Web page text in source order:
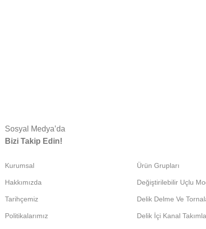
Sosyal Medya’da
Bizi Takip Edin!
Kurumsal
Hakkımızda
Tarihçemiz
Politikalarımız
Ürün Grupları
Değiştirilebilir Uçlu
Delik Delme Ve
Delik İçi Kanal